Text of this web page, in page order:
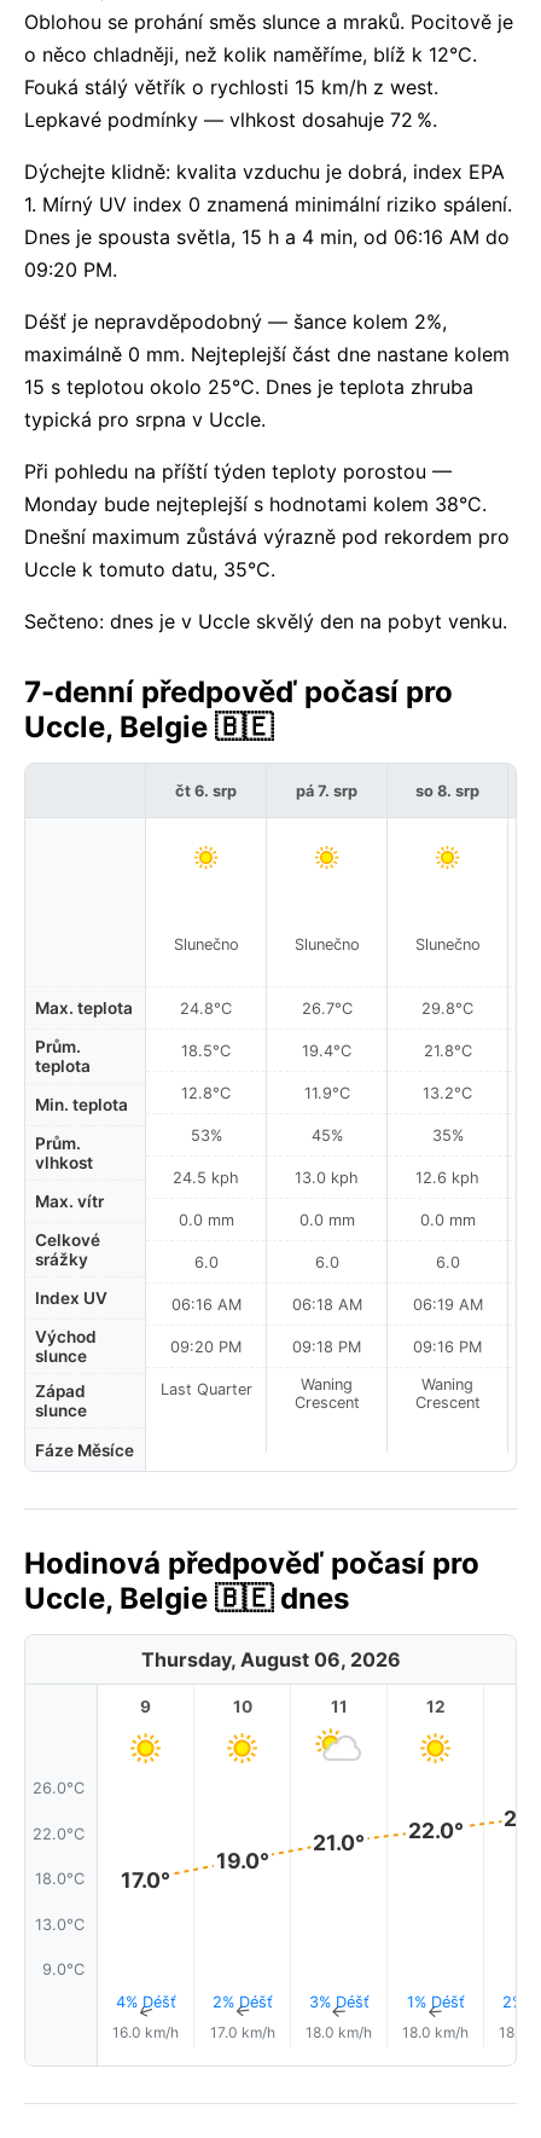
Oblohou se prohání směs slunce a mraků. Pocitově je
o něco chladněji, než kolik naměříme, blíž k 12°C.
Fouká stálý větřík o rychlosti 15 km/h z west.
Lepkavé podmínky — vlhkost dosahuje 72 %.
Dýchejte klidně: kvalita vzduchu je dobrá, index EPA
1. Mírný UV index 0 znamená minimální riziko spálení.
Dnes je spousta světla, 15 h a 4 min, od 06:16 AM do
09:20 PM.
Déšť je nepravděpodobný — šance kolem 2%,
maximálně 0 mm. Nejteplejší část dne nastane kolem
15 s teplotou okolo 25°C. Dnes je teplota zhruba
typická pro srpna v Uccle.
Při pohledu na příští týden teploty porostou —
Monday bude nejteplejší s hodnotami kolem 38°C.
Dnešní maximum zůstává výrazně pod rekordem pro
Uccle k tomuto datu, 35°C.
Sečteno: dnes je v Uccle skvělý den na pobyt venku.
7-denní předpověď počasí pro
Uccle, Belgie 🇧🇪
Max. teplota
Prům.
teplota
Min. teplota
Prům.
vlhkost
Max. vítr
Celkové
srážky
Index UV
Východ
slunce
Západ
slunce
Fáze Měsíce
čt 6. srp
Slunečno
24.8°C
18.5°C
12.8°C
53%
24.5 kph
0.0 mm
6.0
06:16 AM
09:20 PM
Last Quarter
pá 7. srp
Slunečno
26.7°C
19.4°C
11.9°C
45%
13.0 kph
0.0 mm
6.0
06:18 AM
09:18 PM
Waning
Crescent
so 8. srp
Slunečno
29.8°C
21.8°C
13.2°C
35%
12.6 kph
0.0 mm
6.0
06:19 AM
09:16 PM
Waning
Crescent
Hodinová předpověď počasí pro
Uccle, Belgie 🇧🇪 dnes
Thursday, August 06, 2026
26.0°C
22.0°C
18.0°C
13.0°C
9.0°C
9
17.0°
4% Déšť
↑
16.0 km/h
10
19.0°
2% Déšť
↑
17.0 km/h
11
21.0°
3% Déšť
↑
18.0 km/h
12
22.0°
1% Déšť
↑
18.0 km/h
2%
18.0